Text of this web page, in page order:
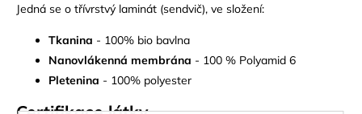
Jedná se o třívrstvý laminát (sendvič), ve složení:
Tkanina - 100% bio bavlna
Nanovlákenná membrána - 100 % Polyamid 6
Pletenina - 100% polyester